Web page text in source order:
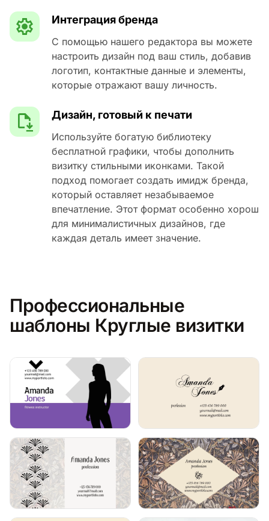
Интеграция бренда
С помощью нашего редактора вы можете
настроить дизайн под ваш стиль, добавив
логотип, контактные данные и элементы,
которые отражают вашу личность.
Дизайн, готовый к печати
Используйте богатую библиотеку
бесплатной графики, чтобы дополнить
визитку стильными иконками. Такой
подход помогает создать имидж бренда,
который оставляет незабываемое
впечатление. Этот формат особенно хорош
для минималистичных дизайнов, где
каждая деталь имеет значение.
Профессиональные
шаблоны Круглые визитки